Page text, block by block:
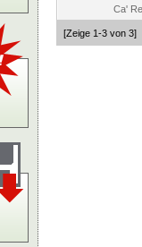
Ca'
[Zeige 1-3 von 3]